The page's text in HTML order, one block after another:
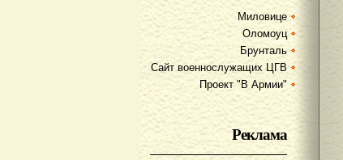
Миловице
Оломоуц
Брунталь
Сайт военнослужащих ЦГВ
Проект "В Армии"
Реклама